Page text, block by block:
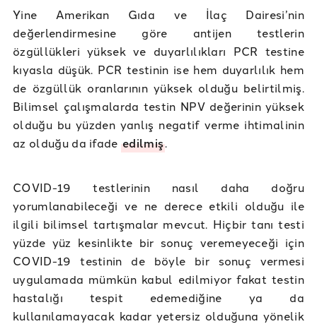
Yine Amerikan Gıda ve İlaç Dairesi’nin
değerlendirmesine göre antijen testlerin
özgüllükleri yüksek ve duyarlılıkları PCR testine
kıyasla düşük. PCR testinin ise hem duyarlılık hem
de özgüllük oranlarının yüksek olduğu belirtilmiş.
Bilimsel çalışmalarda testin NPV değerinin yüksek
olduğu bu yüzden yanlış negatif verme ihtimalinin
az olduğu da ifadeedilmiş.
COVID-19 testlerinin nasıl daha doğru
yorumlanabileceği ve ne derece etkili olduğu ile
ilgili bilimsel tartışmalar mevcut. Hiçbir tanı testi
yüzde yüz kesinlikte bir sonuç veremeyeceği için
COVID-19 testinin de böyle bir sonuç vermesi
uygulamada mümkün kabul edilmiyor fakat testin
hastalığı tespit edemediğine ya da
kullanılamayacak kadar yetersiz olduğuna yönelik